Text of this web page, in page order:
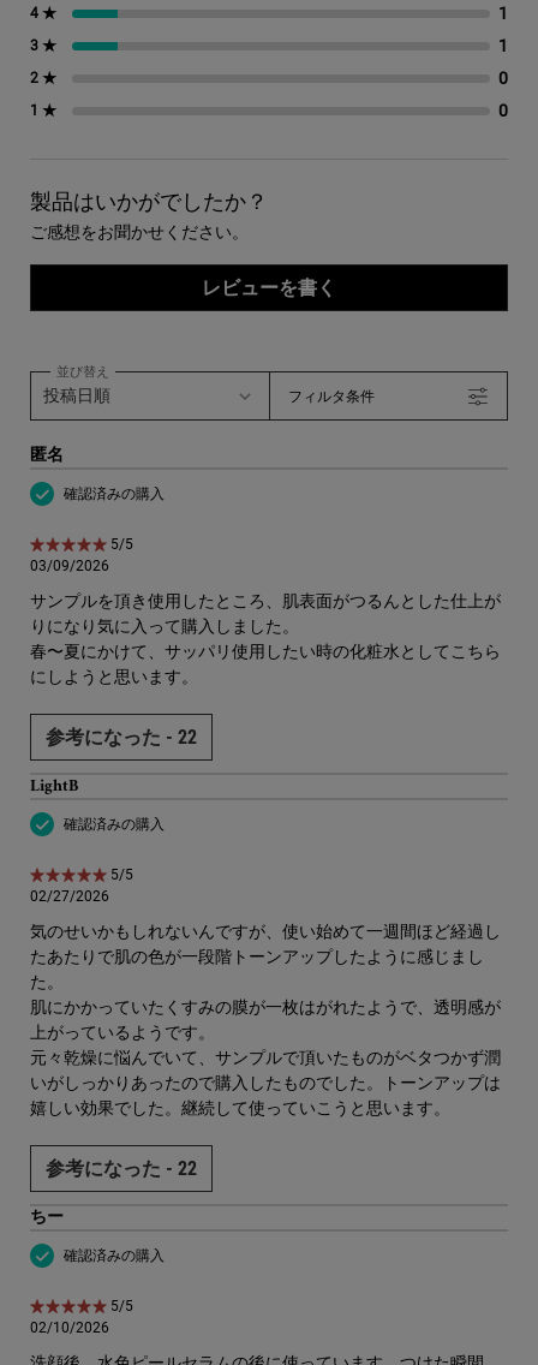
4 ★ 1
3 ★ 1
2 ★ 0
1 ★ 0
製品はいかがでしたか？
ご感想をお聞かせください。
レビューを書く
並び替え
フィルタ条件
匿名
確認済みの購入
5星中5。
5/5
03/09/2026
サンプルを頂き使用したところ、肌表面がつるんとした仕上が
りになり気に入って購入しました。
春〜夏にかけて、サッパリ使用したい時の化粧水としてこちら
にしようと思います。
参考になった - 22
LightB
確認済みの購入
5星中5。
5/5
02/27/2026
気のせいかもしれないんですが、使い始めて一週間ほど経過し
たあたりで肌の色が一段階トーンアップしたように感じまし
た。
肌にかかっていたくすみの膜が一枚はがれたようで、透明感が
上がっているようです。
元々乾燥に悩んでいて、サンプルで頂いたものがベタつかず潤
いがしっかりあったので購入したものでした。トーンアップは
嬉しい効果でした。継続して使っていこうと思います。
参考になった - 22
ちー
確認済みの購入
5星中5。
5/5
02/10/2026